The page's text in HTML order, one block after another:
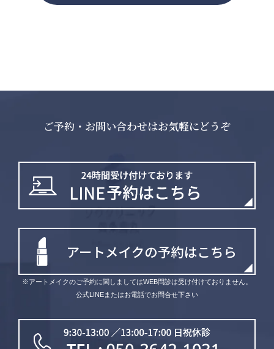
ご予約・お問い合わせはお気軽にどうぞ
※アートメイクのご予約に関しましてはWEB問診は受け付けておりません。
公式LINEまたはお電話でお問合せ下さい